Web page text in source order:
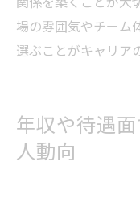
場の雰囲気やチーム
選ぶことがキャリア
年収や待遇
人動向